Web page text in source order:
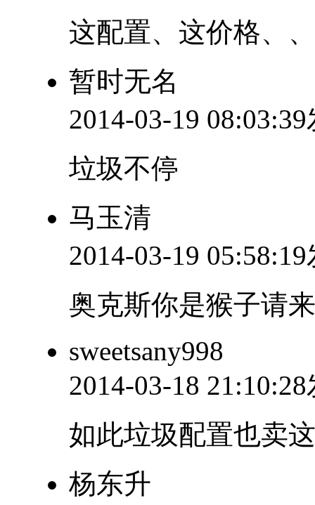
这配置、这价格、
暂时无名
2014-03-19
垃圾不停
马玉清
2014-03-19
奥克斯你是猴子请
sweetsany998
2014-03-18
如此垃圾配置也卖
杨东升